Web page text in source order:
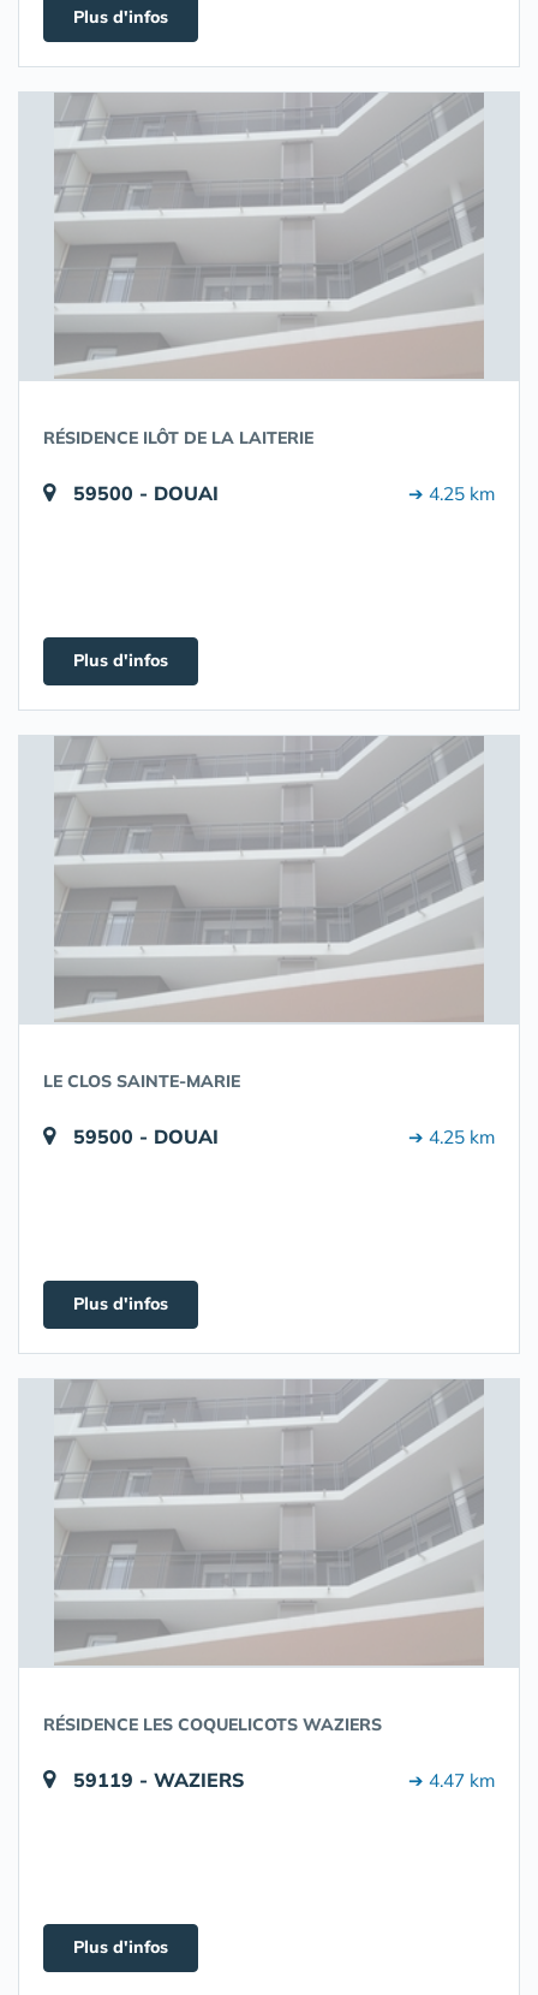
Plus d'infos
RÉSIDENCE ILÔT DE LA LAITERIE
59500 - DOUAI ➔ 4.25 km
Plus d'infos
LE CLOS SAINTE-MARIE
59500 - DOUAI ➔ 4.25 km
Plus d'infos
RÉSIDENCE LES COQUELICOTS WAZIERS
59119 - WAZIERS ➔ 4.47 km
Plus d'infos